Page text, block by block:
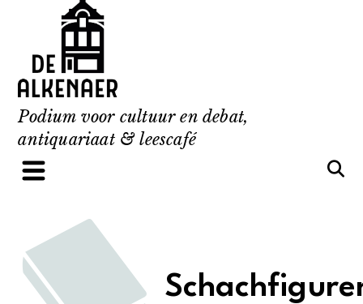
content
Podium voor cultuur en debat,
antiquariaat & leescafé